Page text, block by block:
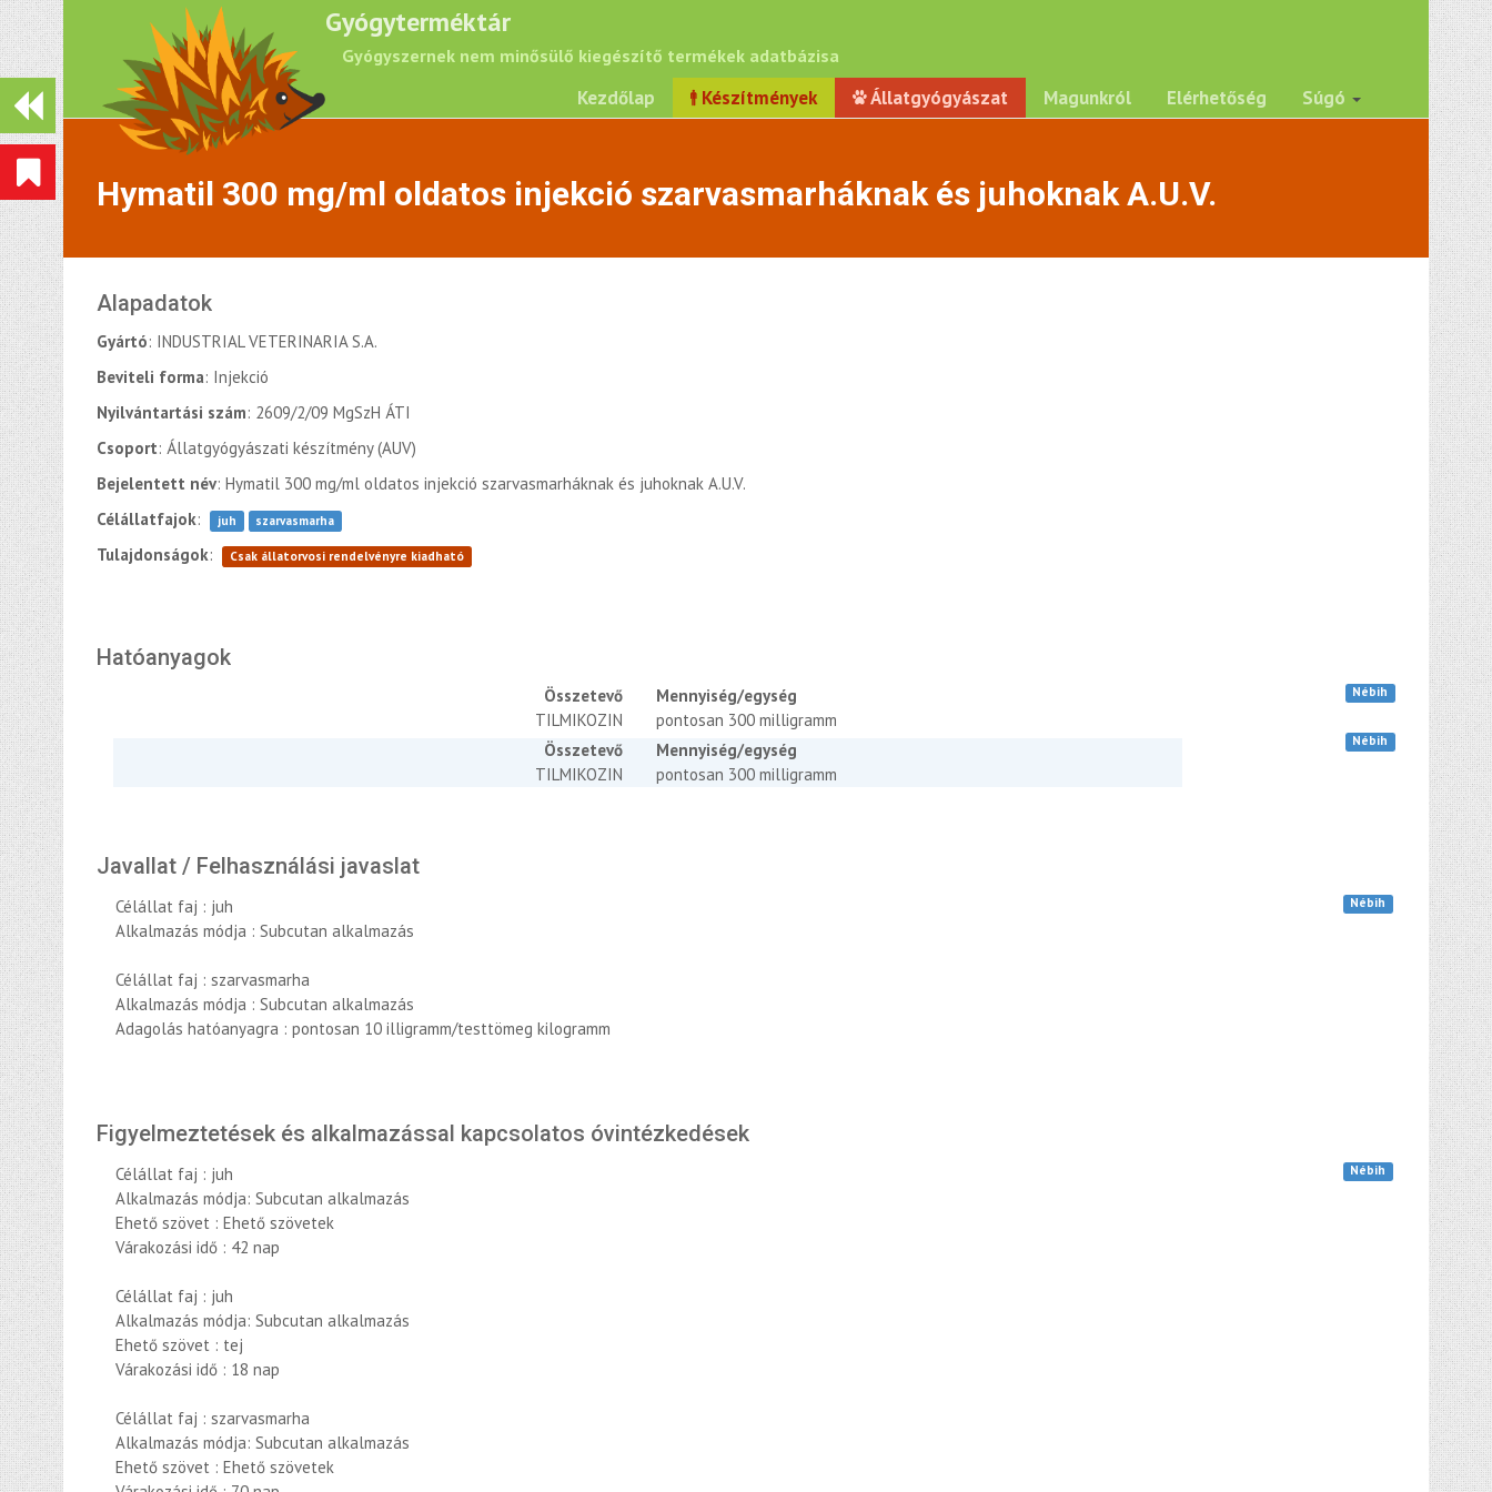
Gyógyterméktár
Gyógyszernek nem minősülő kiegészítő termékek adatbázisa
Kezdőlap Készítmények Állatgyógyászat Magunkról Elérhetőség Súgó
Hymatil 300 mg/ml oldatos injekció szarvasmarháknak és juhoknak A.U.V.
Alapadatok
Gyártó: INDUSTRIAL VETERINARIA S.A.
Beviteli forma: Injekció
Nyilvántartási szám: 2609/2/09 MgSzH ÁTI
Csoport: Állatgyógyászati készítmény (AUV)
Bejelentett név: Hymatil 300 mg/ml oldatos injekció szarvasmarháknak és juhoknak A.U.V.
Célállatfajok: juh szarvasmarha
Tulajdonságok: Csak állatorvosi rendelvényre kiadható
Hatóanyagok
Összetevő
Mennyiség/egység
TILMIKOZIN
pontosan 300 milligramm
Nébih
Összetevő
Mennyiség/egység
TILMIKOZIN
pontosan 300 milligramm
Nébih
Javallat / Felhasználási javaslat
Célállat faj : juh
Alkalmazás módja : Subcutan alkalmazás
Célállat faj : szarvasmarha
Alkalmazás módja : Subcutan alkalmazás
Adagolás hatóanyagra : pontosan 10 illigramm/testtömeg kilogramm
Nébih
Figyelmeztetések és alkalmazással kapcsolatos óvintézkedések
Célállat faj : juh
Alkalmazás módja: Subcutan alkalmazás
Ehető szövet : Ehető szövetek
Várakozási idő : 42 nap
Célállat faj : juh
Alkalmazás módja: Subcutan alkalmazás
Ehető szövet : tej
Várakozási idő : 18 nap
Célállat faj : szarvasmarha
Alkalmazás módja: Subcutan alkalmazás
Ehető szövet : Ehető szövetek
Nébih